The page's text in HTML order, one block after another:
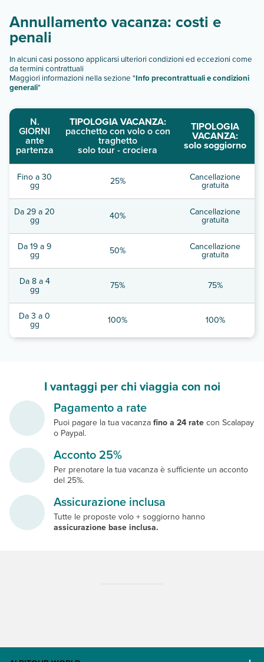
Annullamento vacanza: costi e
penali
In alcuni casi possono applicarsi ulteriori condizioni ed eccezioni come
da termini contrattuali
Maggiori informazioni nella sezione "Info precontrattuali e condizioni
generali"
N.
GIORNI
ante
partenza
TIPOLOGIA VACANZA:
pacchetto con volo o con
traghetto
solo tour - crociera
TIPOLOGIA
VACANZA:
solo soggiorno
Fino a 30
gg 25% Cancellazione
gratuita
Da 29 a 20
gg 40% Cancellazione
gratuita
Da 19 a 9
gg 50% Cancellazione
gratuita
Da 8 a 4
gg 75% 75%
Da 3 a 0
gg 100% 100%
I vantaggi per chi viaggia con noi
Pagamento a rate
Puoi pagare la tua vacanzafino a 24 ratecon Scalapay
o Paypal.
Acconto 25%
Per prenotare la tua vacanza è sufficiente un acconto
del 25%.
Assicurazione inclusa
Tutte le proposte volo + soggiorno hanno
assicurazione base inclusa.